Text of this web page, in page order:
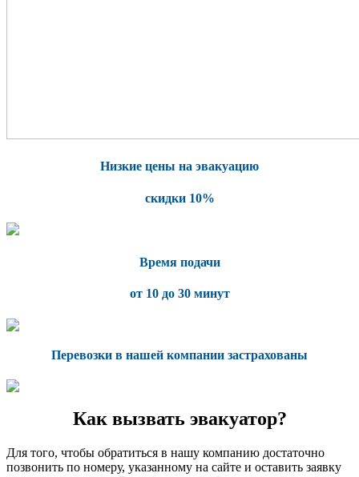
Низкие цены на эвакуацию
скидки 10%
Время подачи
от 10 до 30 минут
Перевозки в нашей компании застрахованы
Как вызвать эвакуатор?
Для того, чтобы обратиться в нашу компанию достаточно
позвонить по номеру, указанному на сайте и оставить заявку